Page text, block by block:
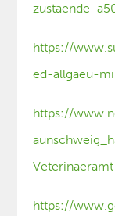
https://
ed-allgaeu-
https://
https://